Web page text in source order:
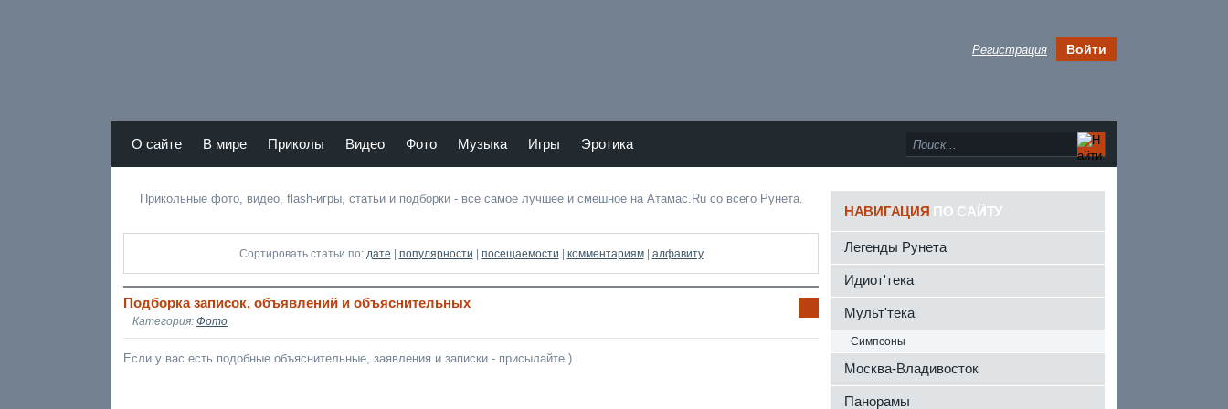
Регистрация Войти
as.ru
Twitte
О сайте В мире Приколы Видео Фото Музыка Игры Эротика
Прикольные фото, видео, flash-игры, статьи и подборки - все самое лучшее и смешное на Атамас.Ru со всего Рунета.
Сортировать статьи по: дате | популярности | посещаемости | комментариям| алфавиту
фо
Подборка записок, объявлений и объяснительных
Категория: Фото
Если у вас есть подобные объяснительные, заявления и записки - присылайте )
НАВИГАЦИЯ ПО САЙТУ
Легенды Рунета
Идиот'тека
Мульт'тека
Симпсоны
Москва-Владивосток
Панорамы